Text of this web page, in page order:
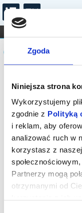
Zgoda
Niniejsza strona
Wykorzystujemy
zgodnie z Polityką
i reklam, aby
analizować ruch w
korzystasz z
Partnerzy mogą
otrzymanymi od
FILHARMONIA
DLA DZIECI
Komunikat
Sprzedaż
została